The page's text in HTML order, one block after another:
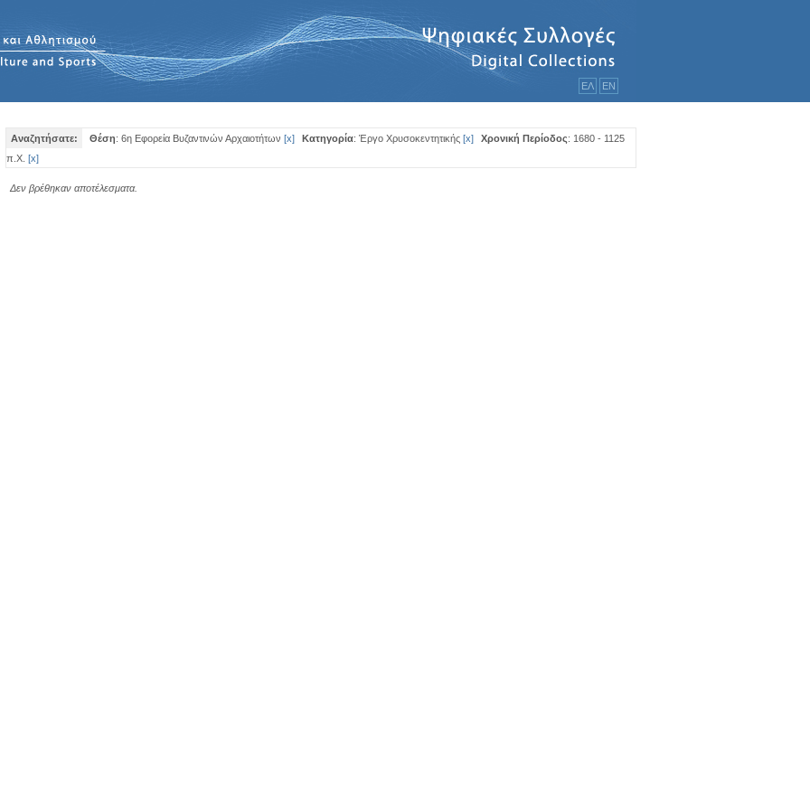
ΕΛ ΕΝ
Αναζητήσατε: Θέση: 6η Εφορεία Βυζαντινών Αρχαιοτήτων [x] Κατηγορία: Έργο Χρυσοκεντητικής [x] Χρονική Περίοδος: 1680 - 1125
π.Χ. [x]
Δεν βρέθηκαν αποτέλεσματα.